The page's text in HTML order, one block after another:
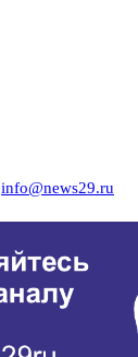
info@news29.ru